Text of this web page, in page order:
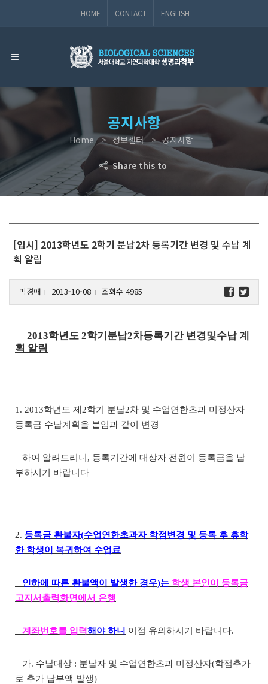
HOME CONTACT ENGLISH
공지사항
Home 정보센터 공지사항
Share this to
[입시] 2013학년도 2학기 분납2차 등록기간 변경 및 수납 계
획 알림
박경애 l 2013-10-08 l 조회수 4985
2013학년도 2학기분납2차등록기간 변경및수납 계
획 알림
1. 2013학년도 제 2학기 분납2차 및 수업연한초과 미정산자
등록금 수납계획을 붙임과 같이 변경
하여 알려드리니 , 등록기간에 대상자 전원이 등록금을 납
부하시기 바랍니다
2. 등록금 환불자(수업연한초과자 학점변경 및 등록 후 휴학
한 학생이 복귀하여 수업료
인하에 따른 환불액이 발생한 경우)는 학생 본인이 등록금
고지서출력화면에서 은행
계좌번호를 입력해야 하니 이점 유의하시기 바랍니다.
가. 수납대상 : 분납자 및 수업연한초과 미정산자(학점추가
로 추가 납부액 발생)